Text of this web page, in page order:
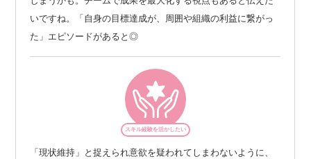
いですね。「自身の目標達成が、周囲や組織の利益に繋がっ
た」エピソードがあると◎
スキル経験を活かしたい
「現状維持」と捉えられ意欲を疑われてしまわないように、